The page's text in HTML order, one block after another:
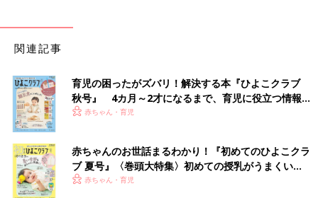
関連記事
育児の困ったがズバリ！解決する本『ひよこクラブ
秋号』 4カ月～2才になるまで、育児に役立つ情報が
いっぱい！
赤ちゃん・育児
赤ちゃんのお世話まるわかり！『初めてのひよこクラ
ブ 夏号』〈巻頭大特集〉初めての授乳がうまくい
く！ おっぱい・ミルクの基本と夏のトラブル 解決テ
赤ちゃん・育児